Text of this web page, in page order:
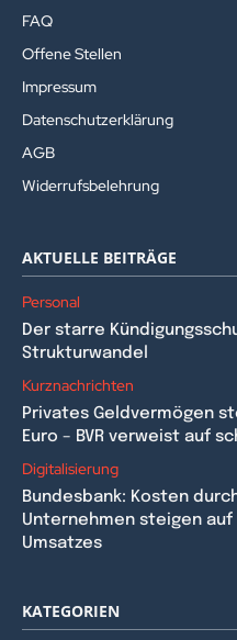
FAQ
Offene Stellen
Impressum
Datenschutzerklärung
AGB
Widerrufsbelehrung
AKTUELLE BEITRÄGE
Personal
Der starre
Strukturwandel
Kurznachrichten
Privates Geldvermögen
Euro – BVR verweist auf
Digitalisierung
Bundesbank: Kosten
Unternehmen steigen
Umsatzes
KATEGORIEN